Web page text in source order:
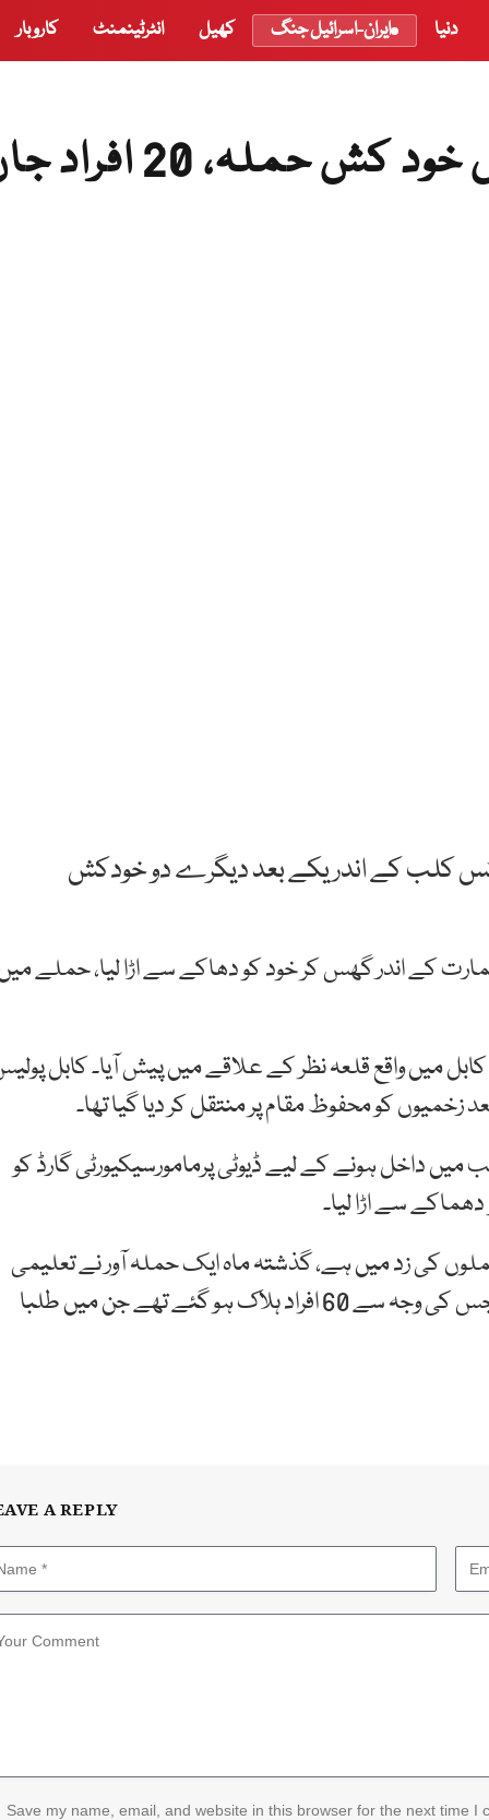
دنیا ایران-اسرائیل جنگ کھیل انٹرٹینمنٹ کاروبار
کابل کے اسپورٹس کلب میں خود کش حملہ،
کلب کے اندر یکے بعد دیگرے دو خودکش
کے اندر گھس کر خود کو دھاکے سے اڑا لیا، حملے
میں واقع قلعہ نظر کے علاقے میں پیش آیا۔ کابل
کو محفوظ مقام پر منتقل کر دیا گیا تھا۔
داخل ہونے کے لیے ڈیوٹی پرمامورسیکیورٹی گارڈ کو
سے اڑا لیا۔
کی زد میں ہے، گذشتہ ماہ ایک حملہ آور نے تعلیمی
ادارے کے اندر گھس کر خود کو دھماکے سے اڑا دیا تھا جس کی وجہ سے 60 افراد ہلاک ہو گئے تھے جن میں طلبا
A REPLY
Save my name, email, and website in this browser for the next time I